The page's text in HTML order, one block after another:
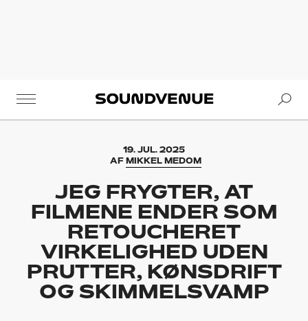
Soundvenue
19. JUL. 2025
AF MIKKEL MEDOM
JEG FRYGTER, AT
FILMENE ENDER SOM
RETOUCHERET
VIRKELIGHED UDEN
PRUTTER, KØNSDRIFT
OG SKIMMELSVAMP